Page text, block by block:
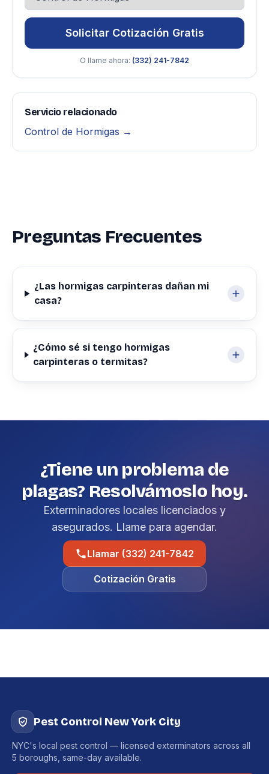
Solicitar Cotización Gratis
O llame ahora: (332) 241-7842
Servicio relacionado
Control de Hormigas →
Preguntas Frecuentes
¿Las hormigas carpinteras dañan mi
casa?
¿Cómo sé si tengo hormigas
carpinteras o termitas?
¿Tiene un problema de
plagas? Resolvámoslo hoy.
Exterminadores locales licenciados y
asegurados. Llame para agendar.
Llamar (332) 241-7842
Cotización Gratis
Pest Control New York City
NYC's local pest control — licensed exterminators across all
5 boroughs, same-day available.